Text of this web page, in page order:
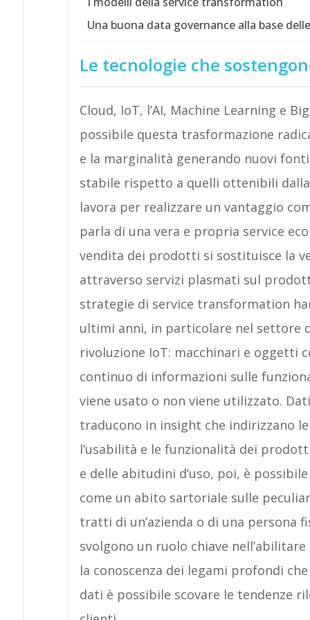
Una buona data governance alla base
Le tecnologie che
Cloud, IoT, l’AI, Machine Learning e
possibile questa trasformazione
e la marginalità generando nuovi
stabile rispetto a quelli ottenibili
lavora per realizzare un vantaggio
parla di una vera e propria service
vendita dei prodotti si sostituisce la
attraverso servizi plasmati sul
strategie di service transformation
ultimi anni, in particolare nel settore
rivoluzione IoT: macchinari e oggetti
continuo di informazioni sulle
viene usato o non viene utilizzato.
traducono in insight che indirizzano
l’usabilità e le funzionalità dei
e delle abitudini d’uso, poi, è
come un abito sartoriale sulle
tratti di un’azienda o di una persona
svolgono un ruolo chiave
la conoscenza dei legami profondi
dati è possibile scovare le tendenze